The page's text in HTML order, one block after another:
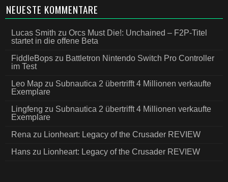
NEUESTE KOMMENTARE
Lucas Smith zu Orcs Must Die!: Unchained – F2P-Titel
startet in die offene Beta
FiddleBops zu Battletron Nintendo Switch Pro Controller
im Test
Leo Map zu Subnautica 2 übertrifft 4 Millionen verkaufte
Exemplare
Lingfeng zu Subnautica 2 übertrifft 4 Millionen verkaufte
Exemplare
Rena zu Lionheart: Legacy of the Crusader REVIEW
Hans zu Lionheart: Legacy of the Crusader REVIEW